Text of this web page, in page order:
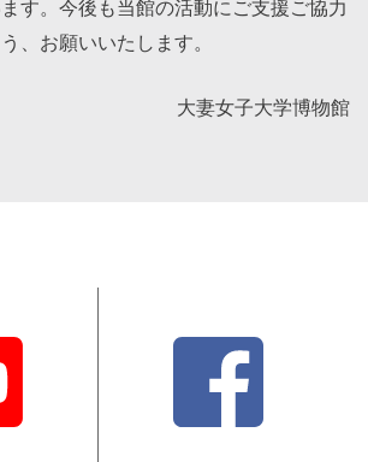
す。今後も当館の活動にご支援ご協力
、お願いいたします。
大妻女子大学博物館